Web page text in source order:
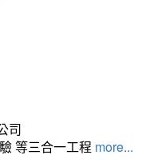
司
等三合一工程 more...